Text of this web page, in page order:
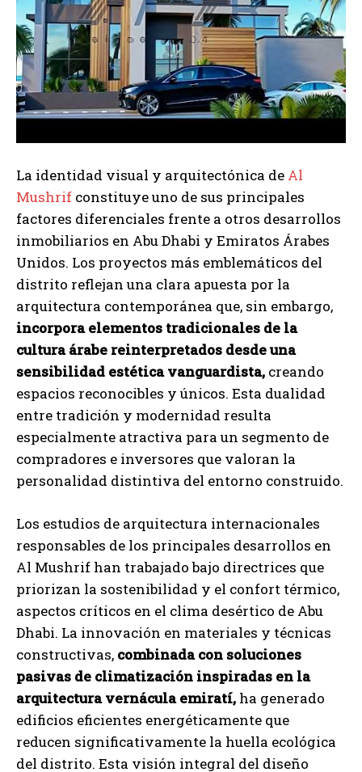
La identidad visual y arquitectónica de Al
Mushrif constituye uno de sus principales
factores diferenciales frente a otros desarrollos
inmobiliarios en Abu Dhabi y Emiratos Árabes
Unidos. Los proyectos más emblemáticos del
distrito reflejan una clara apuesta por la
arquitectura contemporánea que, sin embargo,
incorpora elementos tradicionales de la
cultura árabe reinterpretados desde una
sensibilidad estética vanguardista, creando
espacios reconocibles y únicos. Esta dualidad
entre tradición y modernidad resulta
especialmente atractiva para un segmento de
compradores e inversores que valoran la
personalidad distintiva del entorno construido.
Los estudios de arquitectura internacionales
responsables de los principales desarrollos en
Al Mushrif han trabajado bajo directrices que
priorizan la sostenibilidad y el confort térmico,
aspectos críticos en el clima desértico de Abu
Dhabi. La innovación en materiales y técnicas
constructivas, combinada con soluciones
pasivas de climatización inspiradas en la
arquitectura vernácula emiratí, ha generado
edificios eficientes energéticamente que
reducen significativamente la huella ecológica
del distrito. Esta visión integral del diseño